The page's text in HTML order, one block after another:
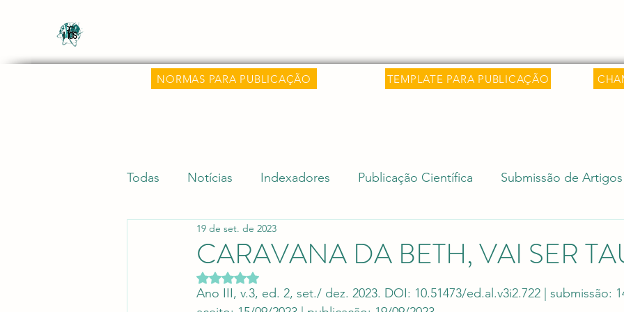
NORMAS PARA PUBLICAÇÃO TEMPLATE PARA PUBLICAÇÃO
Todas Notícias Indexadores Publicação Científica Submissão de Artigos
Dicas Acadêmicas
Editora Aluz e Premiações Editais Acadêmicos Revalidação de Diploma
CARAVANA DA BETH, VAI SER
19 de set. de 2023
Avaliado com NaN de 5 estrelas.
Ano III, v.3, ed. 2, set./ dez. 2023. DOI: 10.51473/ed.al.v3i2.722 | submissão: